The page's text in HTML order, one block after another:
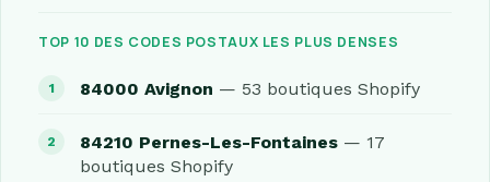
TOP 10 DES CODES POSTAUX LES PLUS DENSES
84000 Avignon — 53 boutiques Shopify
84210 Pernes-Les-Fontaines — 17
boutiques Shopify